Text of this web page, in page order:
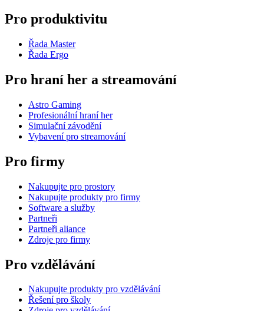
Pro produktivitu
Řada Master
Řada Ergo
Pro hraní her a streamování
Astro Gaming
Profesionální hraní her
Simulační závodění
Vybavení pro streamování
Pro firmy
Nakupujte pro prostory
Nakupujte produkty pro firmy
Software a služby
Partneři
Partneři aliance
Zdroje pro firmy
Pro vzdělávání
Nakupujte produkty pro vzdělávání
Řešení pro školy